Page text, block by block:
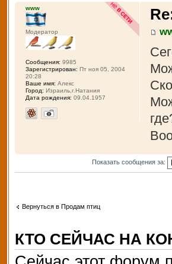
www
Модератор
Сообщения: 9985
Зарегистрирован: Пт ноя 05, 2004
20:28
Ваше имя: Алекс
Город: Израиль,г.Натания
Дата рождения: 09.04.1957
Показать сообщения за:
Вернуться в Продам птиц
КТО СЕЙЧАС НА